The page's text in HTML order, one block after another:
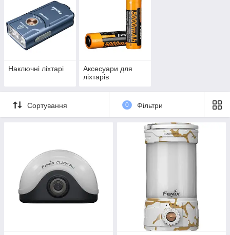
Наключні ліхтарі
Аксесуари для
ліхтарів
Сортування 0 Фільтри